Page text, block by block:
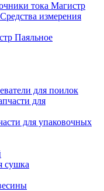
тока Магистр
Средства измерения
Паяльное
для поилок
для упаковочных
сушка